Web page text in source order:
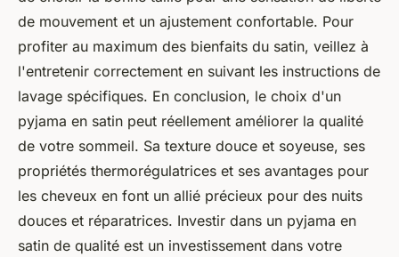
de mouvement et un ajustement confortable. Pour
profiter au maximum des bienfaits du satin, veillez à
l'entretenir correctement en suivant les instructions de
lavage spécifiques. En conclusion, le choix d'un
pyjama en satin peut réellement améliorer la qualité
de votre sommeil. Sa texture douce et soyeuse, ses
propriétés thermorégulatrices et ses avantages pour
les cheveux en font un allié précieux pour des nuits
douces et réparatrices. Investir dans un pyjama en
satin de qualité est un investissement dans votre